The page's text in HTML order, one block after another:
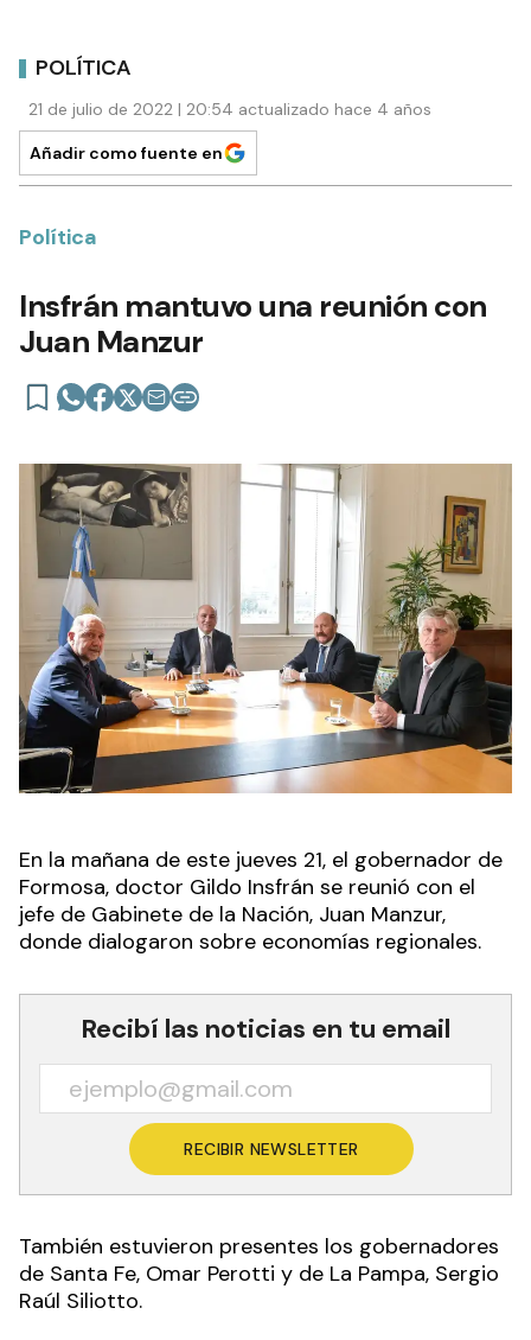
POLÍTICA
21 de julio de 2022 | 20:54 actualizado hace 4 años
Añadir como fuente en
Política
Insfrán mantuvo una reunión con
Juan Manzur
En la mañana de este jueves 21, el gobernador de
Formosa, doctor Gildo Insfrán se reunió con el
jefe de Gabinete de la Nación, Juan Manzur,
donde dialogaron sobre economías regionales.
Recibí las noticias en tu email
RECIBIR NEWSLETTER
También estuvieron presentes los gobernadores
de Santa Fe, Omar Perotti y de La Pampa, Sergio
Raúl Siliotto.